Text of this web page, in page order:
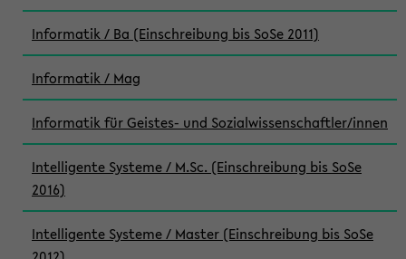
Informatik / Ba (Einschreibung bis SoSe 2011)
Informatik / Mag
Informatik für Geistes- und Sozialwissenschaftler/innen
Intelligente Systeme / M.Sc. (Einschreibung bis SoSe
2016)
Intelligente Systeme / Master (Einschreibung bis SoSe